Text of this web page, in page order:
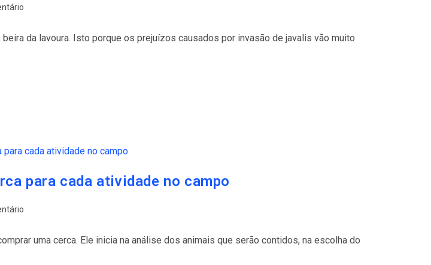
da lavoura. Isto porque os prejuízos causados por invasão de javalis vão muito
para cada atividade no campo
uma cerca. Ele inicia na análise dos animais que serão contidos, na escolha do